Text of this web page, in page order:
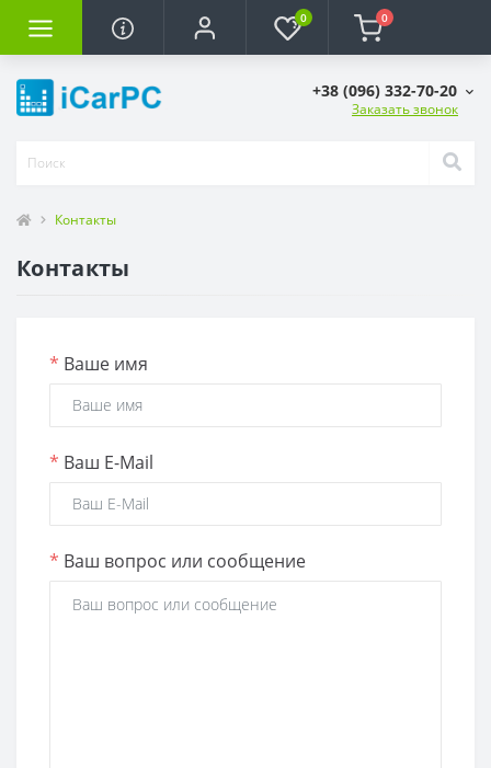
0 0
+38 (096) 332-70-20
Заказать звонок
Контакты
Контакты
* Ваше имя
* Ваш E-Mail
* Ваш вопрос или сообщение